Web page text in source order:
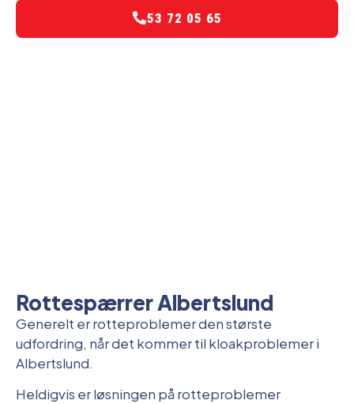
53 72 05 65
Rottespærrer Albertslund
Generelt er rotteproblemer den største
udfordring, når det kommer til kloakproblemer i
Albertslund.
Heldigvis er løsningen på rotteproblemer